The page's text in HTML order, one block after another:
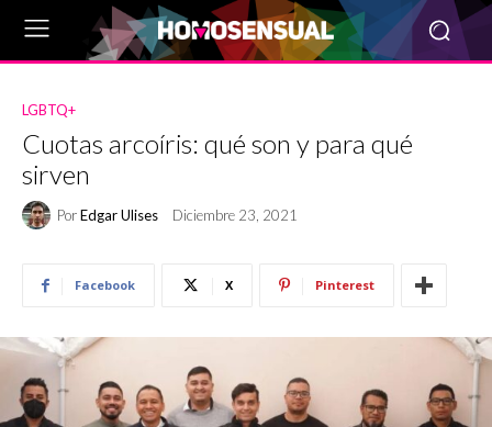
LGBTQ+
Cuotas arcoíris: qué son y para qué
sirven
PorEdgar Ulises Diciembre 23, 2021
Facebook X Pinterest